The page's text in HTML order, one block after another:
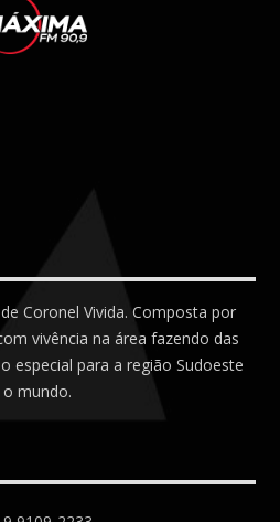
Coronel Vivida. Composta por
vivência na área fazendo das
especial para a região Sudoeste
mundo.